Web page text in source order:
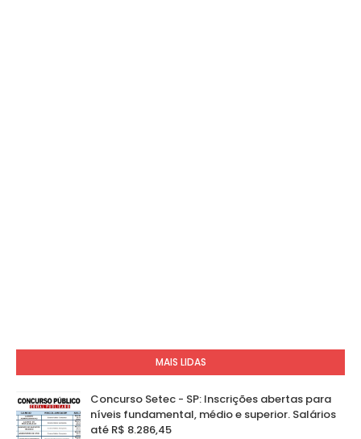
MAIS LIDAS
Concurso Setec - SP: Inscrições abertas para
níveis fundamental, médio e superior. Salários
até R$ 8.286,45